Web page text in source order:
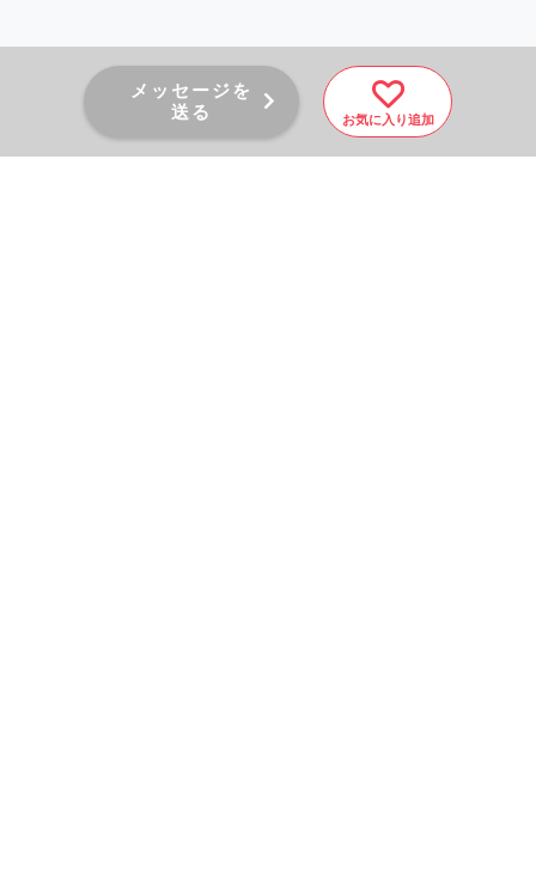
メッセージを
送る
お気に入り追加